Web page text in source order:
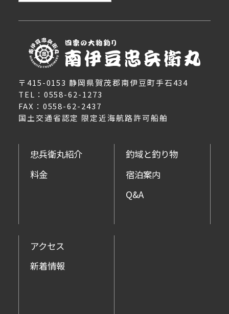
〒415-0153 静岡県賀茂郡南伊豆町手石434
TEL：0558-62-1273
FAX：0558-62-2437
国土交通省認定 限定近海航路許可船舶
忠兵衛丸紹介
料金
釣域と釣り物
宿泊案内
Q&A
アクセス
新着情報